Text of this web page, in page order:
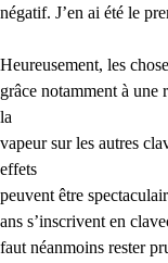
négatif. J’en ai été le
Heureusement, les
grâce notamment à
la
vapeur sur les autres
effets
peuvent être
ans s’inscrivent en
faut néanmoins rester